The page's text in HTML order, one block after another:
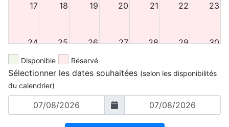
17 18 19 20 21 22 23
24 25 26 27 28 29 30
31 1 2 3 4 5 6
Disponible Réservé
Sélectionner les dates souhaitées (selon les disponibilités
du calendrier)